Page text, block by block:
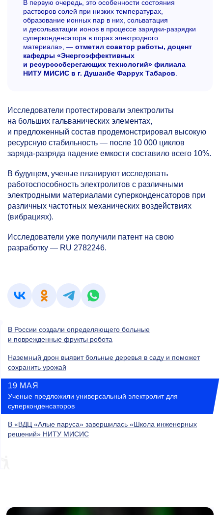
В первую очередь, это особенности состояния
растворов солей при низких температурах,
образование ионных пар в них, сольватация
и десольватации ионов в процессе зарядки-разрядки
суперконденсатора в порах электродного
материала», — отметил соавтор работы, доцент
кафедры «Энергоэффективных
и ресурсосберегающих технологий» филиала
НИТУ МИСИС в г. Душанбе Фаррух Табаров
Исследователи протестировали электролиты
на больших гальванических элементах,
и предложенный состав продемонстрировал высокую
ресурсную стабильность — после 10 000 циклов
заряда-разряда падение емкости составило всего 10%.
В будущем, ученые планируют исследовать
работоспособность электролитов с различными
электродными материалами суперконденсаторов при
различных частотных механических воздействиях
(вибрациях).
Исследователи уже получили патент на свою
разработку — RU 2782246.
В России создали определяющего больные
и поврежденные фрукты робота
Наземный дрон выявит больные деревья в саду и поможет
сохранить урожай
19 МАЯ
Ученые предложили универсальный электролит для
суперконденсаторов
В «ВДЦ «Алые паруса» завершилась «Школа инженерных
решений» НИТУ МИСИС